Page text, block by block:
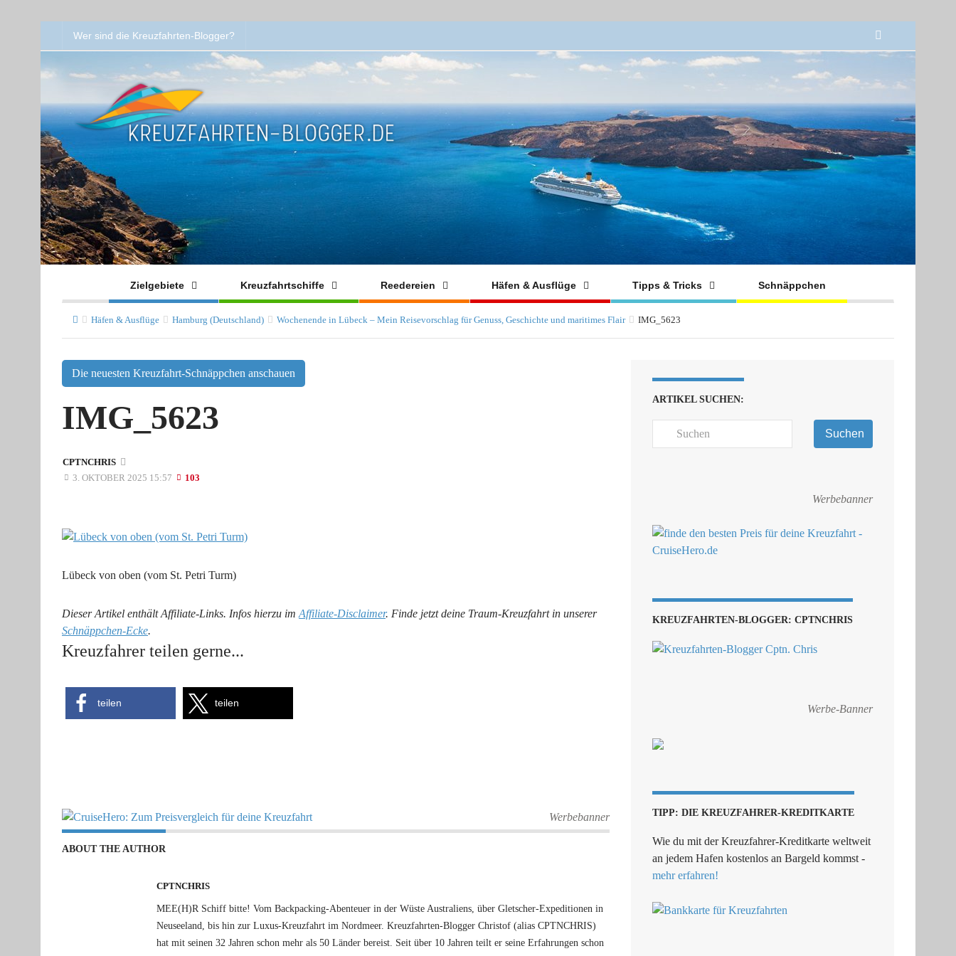
Wer sind die Kreuzfahrten-Blogger?
Zielgebiete Kreuzfahrtschiffe Reedereien Häfen & Ausflüge Tipps & Tricks Schnäppchen
Häfen & Ausflüge Hamburg (Deutschland) Wochenende in Lübeck – Mein Reisevorschlag für Genuss, Geschichte und maritimes Flair IMG_5623
Die neuesten Kreuzfahrt-Schnäppchen anschauen
IMG_5623
CPTNCHRIS
3. OKTOBER 2025 15:57
103
Lübeck von oben (vom St. Petri Turm)
Dieser Artikel enthält Affiliate-Links. Infos hierzu im Affiliate-Disclaimer. Finde jetzt deine Traum-Kreuzfahrt in unserer
Schnäppchen-Ecke.
Kreuzfahrer teilen gerne...
teilen teilen
Werbebanner
ABOUT THE AUTHOR
CPTNCHRIS
MEE(H)R Schiff bitte! Vom Backpacking-Abenteuer in der Wüste Australiens, über Gletscher-Expeditionen in
Neuseeland, bis hin zur Luxus-Kreuzfahrt im Nordmeer. Kreuzfahrten-Blogger Christof (alias CPTNCHRIS)
hat mit seinen 32 Jahren schon mehr als 50 Länder bereist. Seit über 10 Jahren teilt er seine Erfahrungen schon
ARTIKEL SUCHEN:
Suchen
Werbebanner
KREUZFAHRTEN-BLOGGER: CPTNCHRIS
Werbe-Banner
TIPP: DIE KREUZFAHRER-KREDITKARTE
Wie du mit der Kreuzfahrer-Kreditkarte weltweit
an jedem Hafen kostenlos an Bargeld kommst -
mehr erfahren!